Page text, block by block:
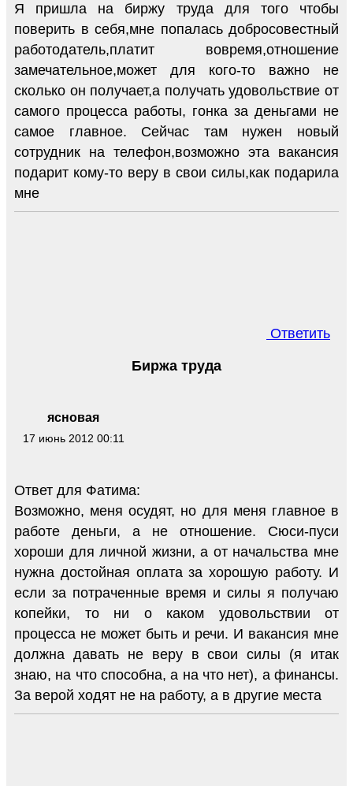
Я пришла на биржу труда для того чтобы
поверить в себя,мне попалась добросовестный
работодатель,платит вовремя,отношение
замечательное,может для кого-то важно не
сколько он получает,а получать удовольствие от
самого процесса работы, гонка за деньгами не
самое главное. Сейчас там нужен новый
сотрудник на телефон,возможно эта вакансия
подарит кому-то веру в свои силы,как подарила
мне
Ответить
ясновая
17 июнь 2012 00:11
Биржа труда
Ответ для Фатима:
Возможно, меня осудят, но для меня главное в
работе деньги, а не отношение. Сюси-пуси
хороши для личной жизни, а от начальства мне
нужна достойная оплата за хорошую работу. И
если за потраченные время и силы я получаю
копейки, то ни о каком удовольствии от
процесса не может быть и речи. И вакансия мне
должна давать не веру в свои силы (я итак
знаю, на что способна, а на что нет), а финансы.
За верой ходят не на работу, а в другие места